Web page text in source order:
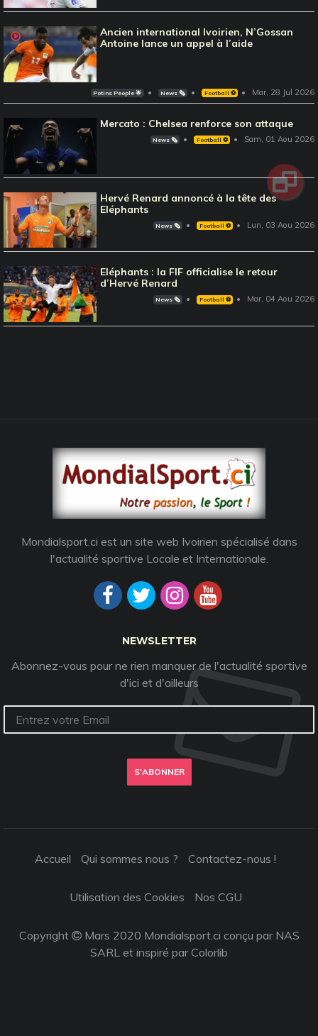
Ancien international Ivoirien, N’Gossan
Antoine lance un appel à l’aide
Potins People 🌟 News 🗞️ Football ⚽️ Mar, 28 Jul 2026
Mercato : Chelsea renforce son attaque
News 🗞️ Football ⚽️ Sam, 01 Aou 2026
Hervé Renard annoncé à la tête des
Eléphants
News 🗞️ Football ⚽️ Lun, 03 Aou 2026
Eléphants : la FIF officialise le retour
d’Hervé Renard
News 🗞️ Football ⚽️ Mar, 04 Aou 2026
Mondialsport.ci est un site web Ivoirien spécialisé dans
l'actualité sportive Locale et Internationale.
NEWSLETTER
Abonnez-vous pour ne rien manquer de l'actualité sportive
d'ici et d'ailleurs
S'ABONNER
Accueil Qui sommes nous ? Contactez-nous !
Utilisation des Cookies Nos CGU
Copyright
Mars 2020 Mondialsport.ci conçu par NAS
SARL et inspiré parColorlib